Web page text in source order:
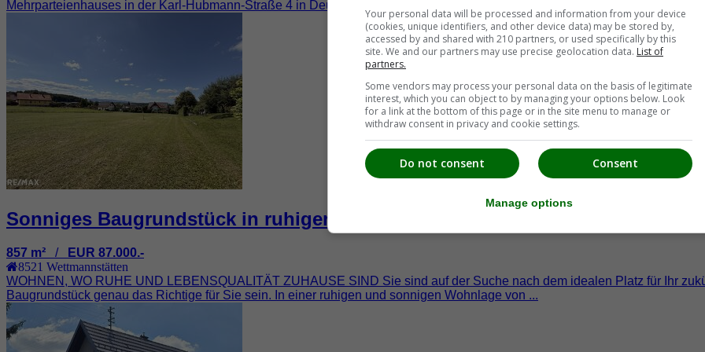
Mehrparteienhauses in der Karl-Hubmann-Straße 4 in Deutschlandsberg. Der ...
Sonniges Baugrundstück in ruhiger Lage - Ihr Platz zum Wohlfühlen!
857 m² / EUR 87.000.-
8521 Wettmannstätten
WOHNEN, WO RUHE UND LEBENSQUALITÄT ZUHAUSE SIND Sie sind auf der Suche nach dem idealen Platz für Ihr
Baugrundstück genau das Richtige für Sie sein. In einer ruhigen und sonnigen Wohnlage von ...
Your personal data will be processed and information from your device
(cookies, unique identifiers, and other device data) may be stored by,
accessed by and shared with 210 partners, or used specifically by this
site. We and our partners may use precise geolocation data. List of
partners.
Some vendors may process your personal data on the basis of legitimate
interest, which you can object to by managing your options below. Look
for a link at the bottom of this page or in the site menu to manage or
withdraw consent in privacy and cookie settings.
Consent
Do not consent
Manage options